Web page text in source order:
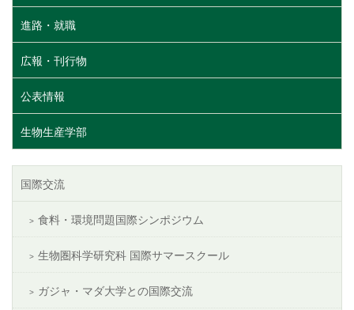
進路・就職
広報・刊行物
公表情報
生物生産学部
国際交流
食料・環境問題国際シンポジウム
生物圏科学研究科 国際サマースクール
ガジャ・マダ大学との国際交流